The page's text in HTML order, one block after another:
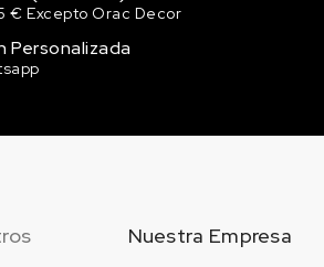
158.47 €
LC9A/0Q PURE WHITE
€ Excepto Orac Decor
Personalizada
Nuestra Empresa